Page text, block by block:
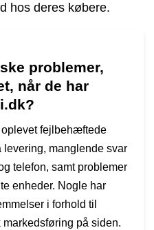
hos deres købere.
problemer,
når de har
fejlbehæftede
levering, manglende svar
telefon, samt problemer
enheder. Nogle har
i forhold til
på siden.